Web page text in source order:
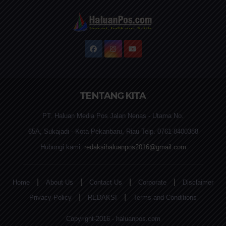
TENTANG KITA
PT. Haluan Media Pos Jalan Nenas - Utama No.
65A, Sukajadi - Kota Pekanbaru, Riau Telp. 0761-8400388
Hubungi kami: redaksihaluanpos2016@gmail.com
Home About Us Contact Us Corporate
Disclaimer
Privacy Policy
REDAKSI Terms and Conditions
Copyright-2016 - haluanpos.com